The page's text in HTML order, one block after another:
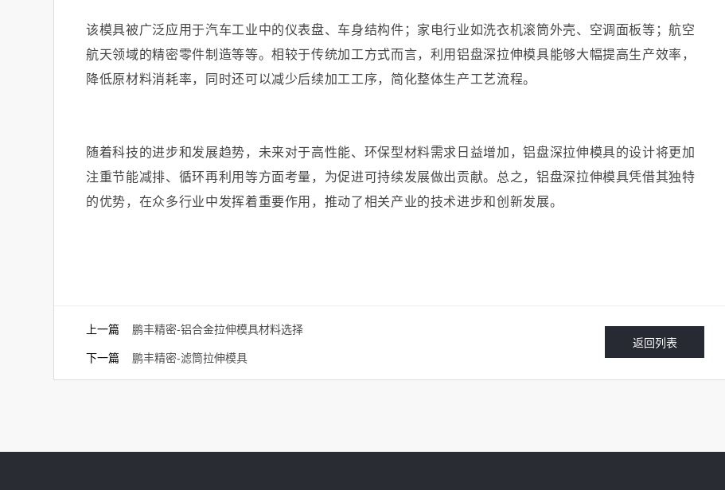
该模具被广泛应用于汽车工业中的仪表盘、车身结构件；家电行业如洗衣机滚筒外壳、空调面板等；航空
航天领域的精密零件制造等等。相较于传统加工方式而言，利用铝盘深拉伸模具能够大幅提高生产效率，
降低原材料消耗率，同时还可以减少后续加工工序，简化整体生产工艺流程。
随着科技的进步和发展趋势，未来对于高性能、环保型材料需求日益增加，铝盘深拉伸模具的设计将更加
注重节能减排、循环再利用等方面考量，为促进可持续发展做出贡献。总之，铝盘深拉伸模具凭借其独特
的优势，在众多行业中发挥着重要作用，推动了相关产业的技术进步和创新发展。
返回列表
上一篇 鹏丰精密-铝合金拉伸模具材料选择
下一篇 鹏丰精密-滤筒拉伸模具